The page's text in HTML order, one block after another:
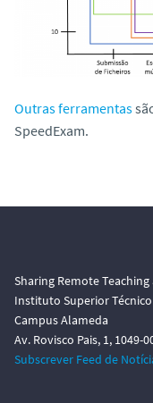
Outras ferramentas
SpeedExam.
Sharing Remote Teaching
Instituto Superior Técnico
Campus Alameda
Av. Rovisco Pais, 1, 1049-
Subscrever Feed de